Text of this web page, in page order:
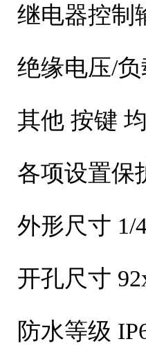
继电器控制
绝缘电压/负
其他 按键
各项设置保
外形尺寸 1/
开孔尺寸
防水等级